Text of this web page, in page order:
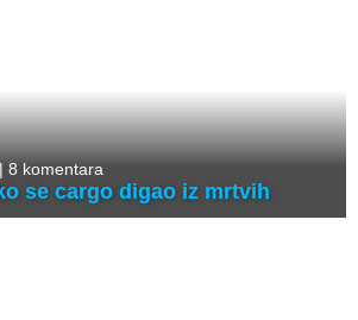
| 8 komentara
se cargo digao iz mrtvih